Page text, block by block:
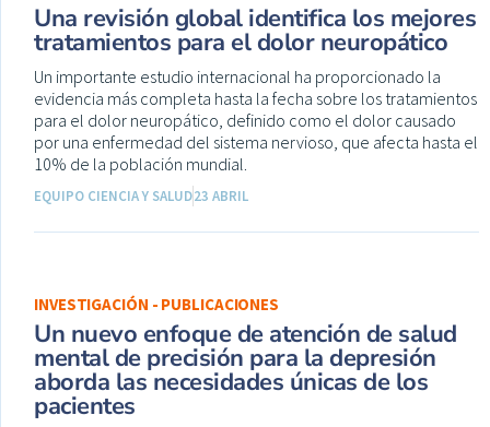
Una revisión global identifica los mejores
tratamientos para el dolor neuropático
Un importante estudio internacional ha proporcionado la
evidencia más completa hasta la fecha sobre los tratamientos
para el dolor neuropático, definido como el dolor causado
por una enfermedad del sistema nervioso, que afecta hasta el
10% de la población mundial.
EQUIPO CIENCIA Y SALUD23 ABRIL
INVESTIGACIÓN - PUBLICACIONES
Un nuevo enfoque de atención de salud
mental de precisión para la depresión
aborda las necesidades únicas de los
pacientes